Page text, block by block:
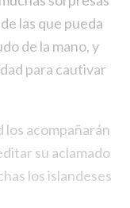
las que pueda
de la mano, y
para cautivar
los acompañarán
su aclamado
los islandeses